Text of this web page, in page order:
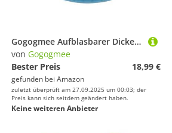
Gogogmee Aufblasbarer Dicker PVC Schneerohr Runder Schneeschlauch für Erwachsene Robustes Schneespielzeug Gleitendes Sitzkissen für im Freien
von Gogogmee
Bester Preis
18,99 €
gefunden bei Amazon
zuletzt überprüft am 27.09.2025 um 00:03; der
Preis kann sich seitdem geändert haben.
Keine weiteren Anbieter